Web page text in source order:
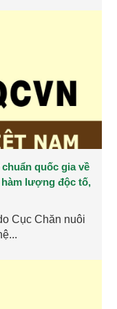
chuẩn quốc gia về
lượng độc tố,
Cục Chăn nuôi